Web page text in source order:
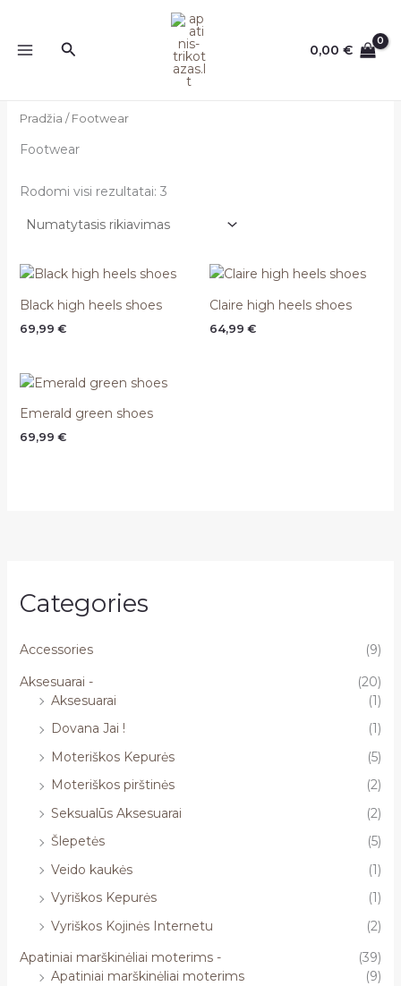
turinio
Paieška 0,00€
Categories
Accessories
(9)
Aksesuarai -
(20)
Aksesuarai
(1)
Dovana Jai !
(1)
Moteriškos Kepurės
(5)
Moteriškos pirštinės
(2)
Seksualūs Aksesuarai
(2)
Šlepetės
(5)
Veido kaukės
(1)
Vyriškos Kepurės
(1)
Vyriškos Kojinės Internetu
(2)
Apatiniai marškinėliai moterims -
(39)
Apatiniai marškinėliai moterims
(9)
Pradžia / Footwear
Footwear
Rodomi visi rezultatai: 3
Black high heels shoes
69,99 €
Claire high heels shoes
64,99 €
Emerald green shoes
69,99 €